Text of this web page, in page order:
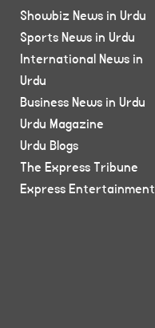
Showbiz News in Urdu
Sports News in Urdu
International News in
Urdu
Business News in Urdu
Urdu Magazine
Urdu Blogs
The Express Tribune
Express Entertainment